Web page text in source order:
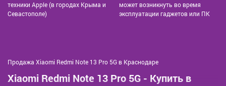
техники Apple (в городах Крыма и
Севастополе)
может возникнуть во время
эксплуатации гаджетов или ПК
Продажа Xiaomi Redmi Note 13 Pro 5G в Краснодаре
Xiaomi Redmi Note 13 Pro 5G - Купить в